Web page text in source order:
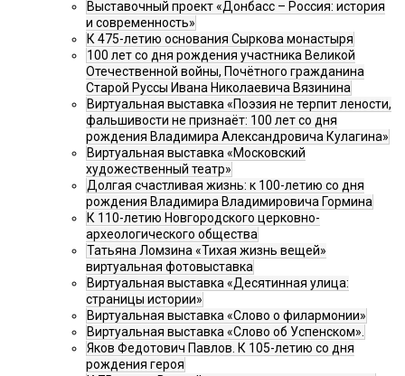
Выставочный проект «Донбасс – Россия: история
и современность»
К 475-летию основания Сыркова монастыря
100 лет со дня рождения участника Великой
Отечественной войны, Почётного гражданина
Старой Руссы Ивана Николаевича Вязинина
Виртуальная выставка «Поэзия не терпит лености,
фальшивости не признаёт: 100 лет со дня
рождения Владимира Александровича Кулагина»
Виртуальная выставка «Московский
художественный театр»
Долгая счастливая жизнь: к 100-летию со дня
рождения Владимира Владимировича Гормина
К 110-летию Новгородского церковно-
археологического общества
Татьяна Ломзина «Тихая жизнь вещей»
виртуальная фотовыставка
Виртуальная выставка «Десятинная улица:
страницы истории»
Виртуальная выставка «Слово о филармонии»
Виртуальная выставка «Слово об Успенском».
Яков Федотович Павлов. К 105-летию со дня
рождения героя